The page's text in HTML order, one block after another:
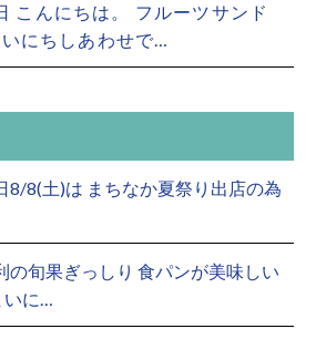
こんにちは。 フルーツサンド
にちしあわせで…
8/8(土)は まちなか夏祭り出店の為
の旬果ぎっしり 食パンが美味しい
いに…